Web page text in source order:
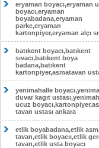
eryaman boyacı,eryaman
boyacı,eryaman
boyabadana,eryaman
parke,eryaman
kartonpiyer,eryaman alçı
batıkent boyacı,batıkent
sıvacı,batıkent boya
badana,batıkent
kartonpiyer,asmatavan
yenimahalle
duvar kagıt
ucuz
tavan ustası ankara
etlik boyabadana,etlik
tavan,etlik boyacıı,etlik
tavan,etlik usta boyacı